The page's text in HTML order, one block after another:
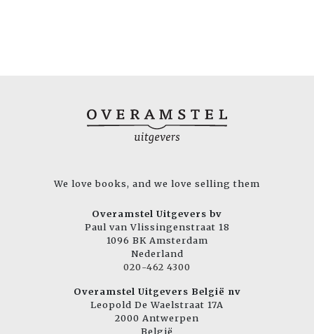
We love books, and we love selling them
Overamstel Uitgevers bv
Paul van Vlissingenstraat 18
1096 BK Amsterdam
Nederland
020-462 4300
Overamstel Uitgevers België nv
Leopold De Waelstraat 17A
2000 Antwerpen
België